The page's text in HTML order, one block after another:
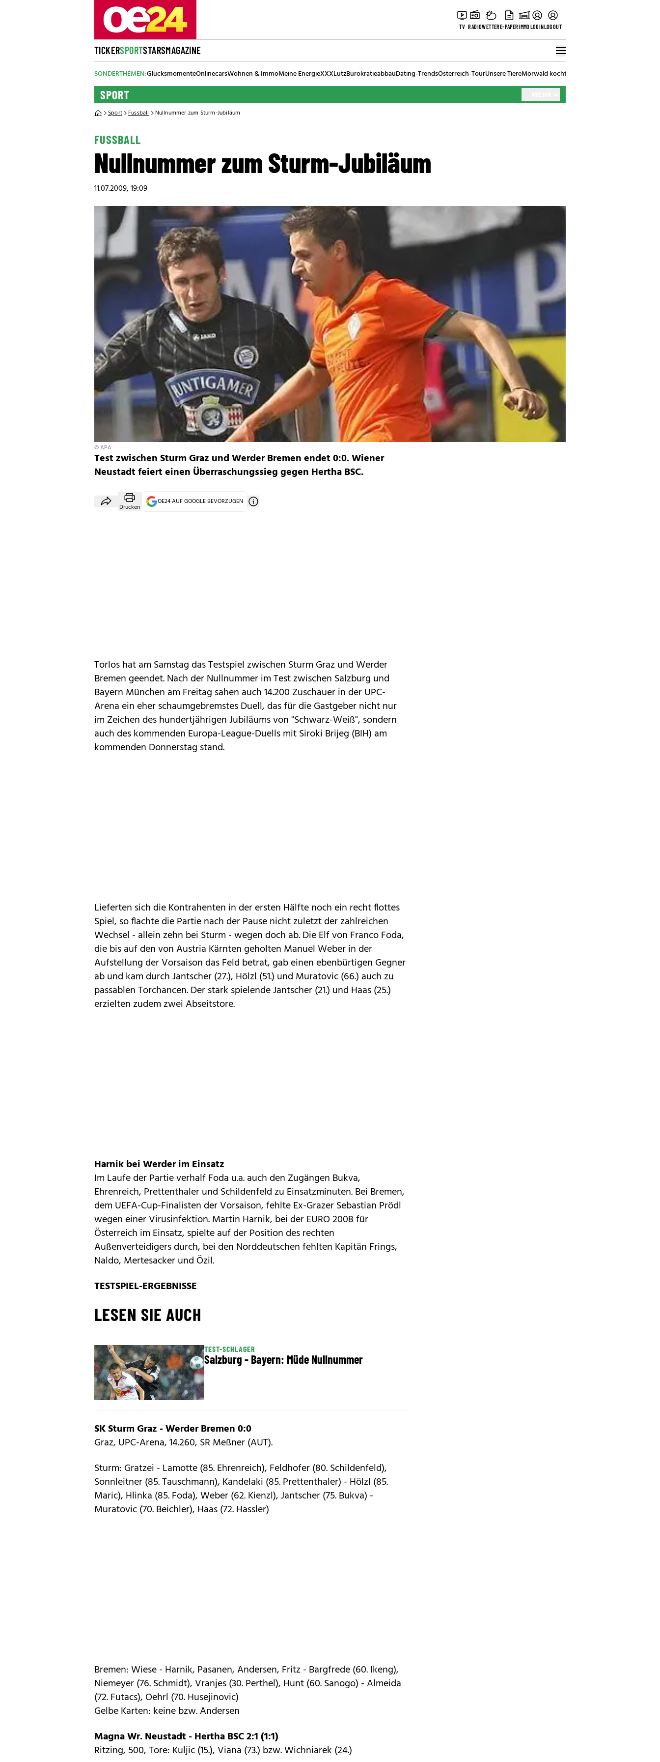
TV RADIOWETTERE-PAPERIMMOLOGINLOGOUT
TICKERSPORTSTARSMAGAZINE
SONDERTHEMEN:GlücksmomenteOnlinecarsWohnen & ImmoMeine EnergieXXXLutzBürokratieabbauDating-TrendsÖsterreich-TourUnsere TiereMörwald kocht
SPORT
Sport Fussball Nullnummer zum Sturm-Jubiläum
FUSSBALL
Nullnummer zum Sturm-Jubiläum
11.07.2009, 19:09
© APA
Test zwischen Sturm Graz und Werder Bremen endet 0:0. Wiener
Neustadt feiert einen Überraschungssieg gegen Hertha BSC.
Drucken
OE24 AUF GOOGLE BEVORZUGEN
Torlos hat am Samstag das Testspiel zwischen Sturm Graz und Werder
Bremen geendet. Nach der Nullnummer im Test zwischen Salzburg und
Bayern München am Freitag sahen auch 14.200 Zuschauer in der UPC-
Arena ein eher schaumgebremstes Duell, das für die Gastgeber nicht nur
im Zeichen des hundertjährigen Jubiläums von "Schwarz-Weiß", sondern
auch des kommenden Europa-League-Duells mit Siroki Brijeg (BIH) am
kommenden Donnerstag stand.
Lieferten sich die Kontrahenten in der ersten Hälfte noch ein recht flottes
Spiel, so flachte die Partie nach der Pause nicht zuletzt der zahlreichen
Wechsel - allein zehn bei Sturm - wegen doch ab. Die Elf von Franco Foda,
die bis auf den von Austria Kärnten geholten Manuel Weber in der
Aufstellung der Vorsaison das Feld betrat, gab einen ebenbürtigen Gegner
ab und kam durch Jantscher (27.), Hölzl (51.) und Muratovic (66.) auch zu
passablen Torchancen. Der stark spielende Jantscher (21.) und Haas (25.)
erzielten zudem zwei Abseitstore.
Harnik bei Werder im Einsatz
Im Laufe der Partie verhalf Foda u.a. auch den Zugängen Bukva,
Ehrenreich, Prettenthaler und Schildenfeld zu Einsatzminuten. Bei Bremen,
dem UEFA-Cup-Finalisten der Vorsaison, fehlte Ex-Grazer Sebastian Prödl
wegen einer Virusinfektion. Martin Harnik, bei der EURO 2008 für
Österreich im Einsatz, spielte auf der Position des rechten
Außenverteidigers durch, bei den Norddeutschen fehlten Kapitän Frings,
Naldo, Mertesacker und Özil.
TESTSPIEL-ERGEBNISSE
LESEN SIE AUCH
TEST-SCHLAGER
Salzburg - Bayern: Müde Nullnummer
SK Sturm Graz - Werder Bremen 0:0
Graz, UPC-Arena, 14.260, SR Meßner (AUT).
Sturm: Gratzei - Lamotte (85. Ehrenreich), Feldhofer (80. Schildenfeld),
Sonnleitner (85. Tauschmann), Kandelaki (85. Prettenthaler) - Hölzl (85.
Maric), Hlinka (85. Foda), Weber (62. Kienzl), Jantscher (75. Bukva) -
Muratovic (70. Beichler), Haas (72. Hassler)
Bremen: Wiese - Harnik, Pasanen, Andersen, Fritz - Bargfrede (60. Ikeng),
Niemeyer (76. Schmidt), Vranjes (30. Perthel), Hunt (60. Sanogo) - Almeida
(72. Futacs), Oehrl (70. Husejinovic)
Gelbe Karten: keine bzw. Andersen
Magna Wr. Neustadt - Hertha BSC 2:1 (1:1)
Ritzing, 500, Tore: Kuljic (15.), Viana (73.) bzw. Wichniarek (24.)